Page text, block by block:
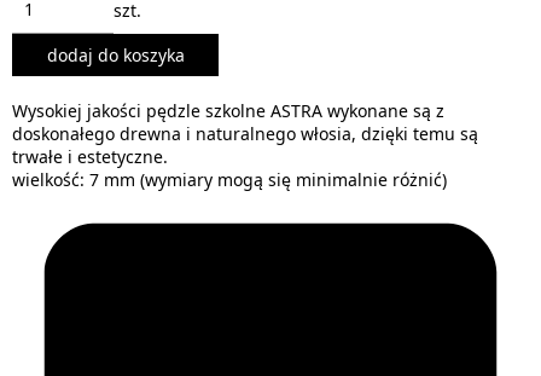
szt.
dodaj do koszyka
Wysokiej jakości pędzle szkolne ASTRA wykonane są z
doskonałego drewna i naturalnego włosia, dzięki temu są
trwałe i estetyczne.
wielkość: 7 mm (wymiary mogą się minimalnie różnić)